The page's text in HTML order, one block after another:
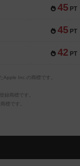
45 PT
45 PT
42 PT
Apple Inc.の商標です。
録商標です。
標です。